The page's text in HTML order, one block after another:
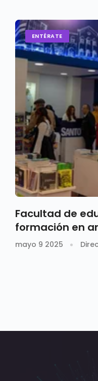
ENTÉRATE
Facultad de
formación en
aprendizaje
mayo 9 2025